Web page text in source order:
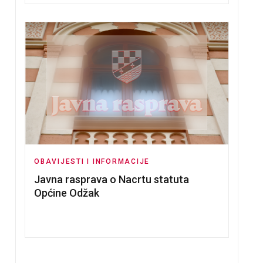
RASPRAVA O PRIJEDLOGU PRORAČUNA ZA 2026.
OBAVIJESTI I INFORMACIJE
Javna rasprava o Nacrtu statuta
Općine Odžak